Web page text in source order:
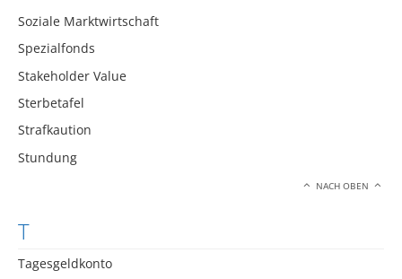
Soziale Marktwirtschaft
Spezialfonds
Stakeholder Value
Sterbetafel
Strafkaution
Stundung
NACH OBEN
T
Tagesgeldkonto